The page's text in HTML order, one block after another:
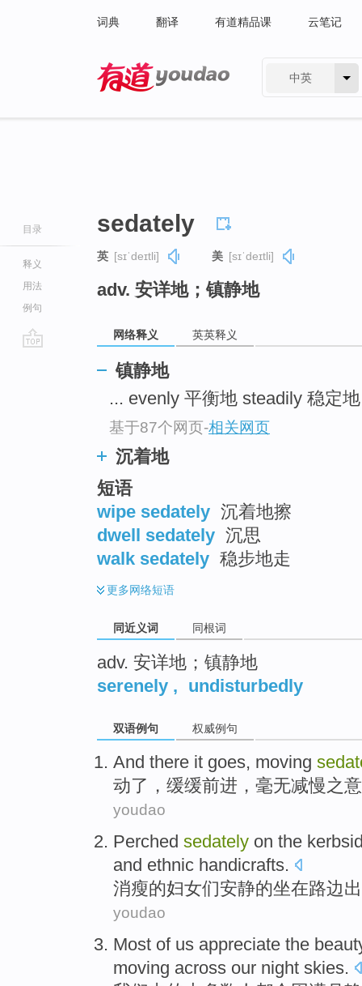
词典 翻译 有道精品课 云笔记
中英
目录
释义
用法
例句
sedately
英 [sɪˈdeɪtli] 美 [sɪˈdeɪtli]
adv. 安详地；镇静地
网络释义 英英释义
镇静地
... evenly 平衡地 steadily 稳定
基于87个网页-相关网页
沉着地
短语
wipe sedately 沉着地擦
dwell sedately 沉思
walk sedately 稳步地走
更多网络短语
同近义词 同根词
adv. 安详地；镇静地
serenely , undisturbedly
双语例句 权威例句
And there it goes, moving
动了 ， 缓缓前进， 毫无减慢之
youdao
Perched sedately on the
and ethnic handicrafts.
消瘦的妇女们安静的坐在路边
youdao
Most of us appreciate the
moving across our night skies.